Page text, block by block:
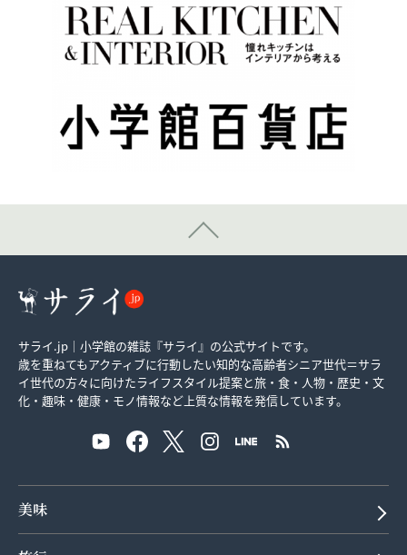
サライ.jp｜小学館の雑誌『サライ』の公式サイトです。
歳を重ねてもアクティブに行動したい知的な高齢者シニア世代＝サラ
イ世代の方々に向けたライフスタイル提案と旅・食・人物・歴史・文
化・趣味・健康・モノ情報など上質な情報を発信しています。
美味